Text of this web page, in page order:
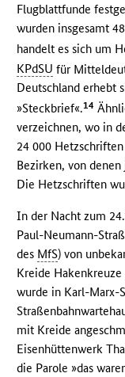
Flugblattfunde
wurden insgesamt
handelt es sich um
KPdSU für
Deutschland erhebt
»Steckbrief«.14
verzeichnen, wo in
24 000
Bezirken, von
Die Hetzschriften
In der Nacht zum
Paul-Neumann-
des MfS) von
Kreide
wurde in Karl-Marx-
mit Kreide
Eisenhüttenwerk
die Parole »das